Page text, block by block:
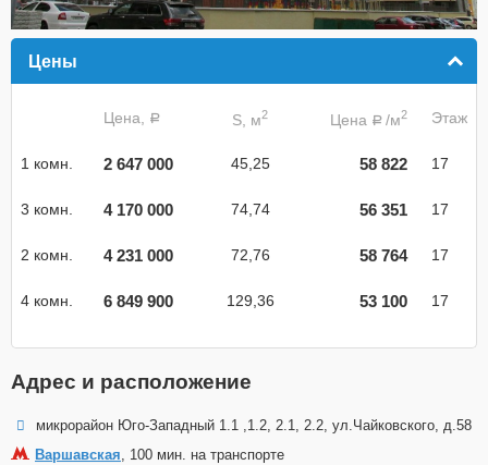
Цены
Цена, a S, м2 Цена a /м2 Этаж
1 комн. 2 647 000 45,25 58 822 17
3 комн. 4 170 000 74,74 56 351 17
2 комн. 4 231 000 72,76 58 764 17
4 комн. 6 849 900 129,36 53 100 17
Адрес и расположение
микрорайон Юго-Западный 1.1 ,1.2, 2.1, 2.2, ул.Чайковского, д.58
Варшавская, 100 мин. на транспорте